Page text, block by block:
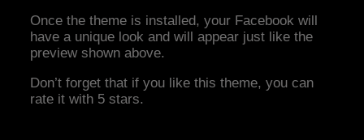
Once the theme is installed, your Facebook will
have a unique look and will appear just like the
preview shown above.
Don’t forget that if you like this theme, you can
rate it with 5 stars.